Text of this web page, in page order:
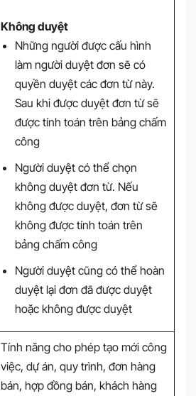
Không duyệt
Những người được cấu hình
làm người duyệt đơn sẽ có
quyền duyệt các đơn từ này.
Sau khi được duyệt đơn từ sẽ
được tính toán trên bảng chấm
công
Người duyệt có thể chọn
không duyệt đơn từ. Nếu
không được duyệt, đơn từ sẽ
không được tính toán trên
bảng chấm công
Người duyệt cũng có thể hoàn
duyệt lại đơn đã được duyệt
hoặc không được duyệt
Tính năng cho phép tạo mới công
việc, dự án, quy trình, đơn hàng
bán, hợp đồng bán, khách hàng